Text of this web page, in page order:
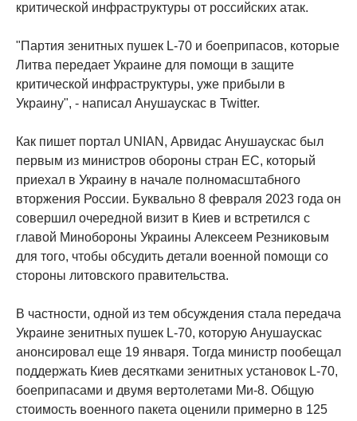
критической инфраструктуры от российских атак.
"Партия зенитных пушек L-70 и боеприпасов, которые
Литва передает Украине для помощи в защите
критической инфраструктуры, уже прибыли в
Украину", - написал Анушаускас в Twitter.
Как пишет портал UNIAN, Арвидас Анушаускас был
первым из министров обороны стран ЕС, который
приехал в Украину в начале полномасштабного
вторжения России. Буквально 8 февраля 2023 года он
совершил очередной визит в Киев и встретился с
главой Минобороны Украины Алексеем Резниковым
для того, чтобы обсудить детали военной помощи со
стороны литовского правительства.
В частности, одной из тем обсуждения стала передача
Украине зенитных пушек L-70, которую Анушаускас
анонсировал еще 19 января. Тогда министр пообещал
поддержать Киев десятками зенитных установок L-70,
боеприпасами и двумя вертолетами Ми-8. Общую
стоимость военного пакета оценили примерно в 125